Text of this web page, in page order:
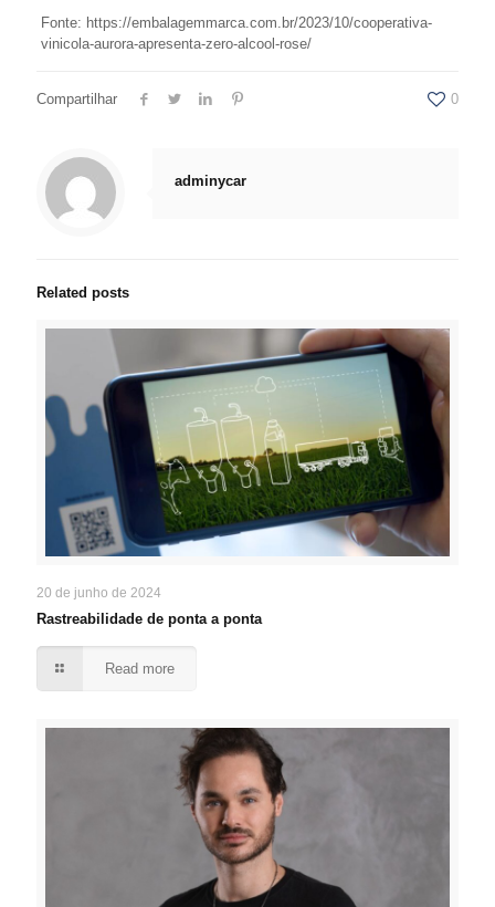
Fonte: https://embalagemmarca.com.br/2023/10/cooperativa-
vinicola-aurora-apresenta-zero-alcool-rose/
Compartilhar 0
adminycar
Related posts
20 de junho de 2024
Rastreabilidade de ponta a ponta
Read more